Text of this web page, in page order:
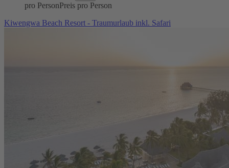
pro PersonPreis pro Person
Kiwengwa Beach Resort - Traumurlaub inkl. Safari